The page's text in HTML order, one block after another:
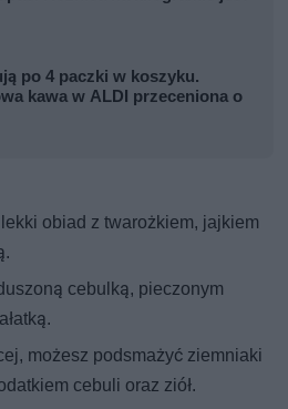
po 4 paczki w koszyku.
kawa w ALDI przeceniona o
obiad z twarożkiem, jajkiem
cebulką, pieczonym
możesz podsmażyć ziemniaki
cebuli oraz ziół.